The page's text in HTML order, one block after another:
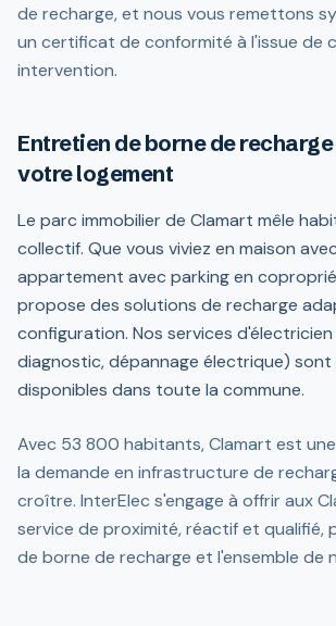
de recharge, et nous vous remettons
un certificat de conformité à l'issue de
intervention.
Entretien de borne de
votre logement
Le parc immobilier de Clamart mêle
collectif. Que vous viviez en maison
appartement avec parking en
propose des solutions de recharge
configuration. Nos services
diagnostic, dépannage électrique) sont
disponibles dans toute la commune.
Avec 53 800 habitants, Clamart est
la demande en infrastructure de
croître. InterElec s'engage à offrir aux
service de proximité, réactif et qualifié,
de borne de recharge et l'ensemble de